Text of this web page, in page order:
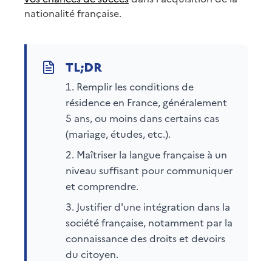
nationalité française.
Remplir les conditions de
résidence en France, généralement
5 ans, ou moins dans certains cas
(mariage, études, etc.).
Maîtriser la langue française à un
niveau suffisant pour communiquer
et comprendre.
Justifier d'une intégration dans la
société française, notamment par la
connaissance des droits et devoirs
du citoyen.